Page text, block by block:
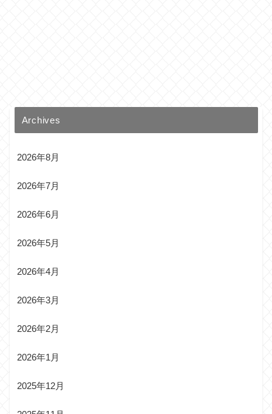
Archives
2026年8月
2026年7月
2026年6月
2026年5月
2026年4月
2026年3月
2026年2月
2026年1月
2025年12月